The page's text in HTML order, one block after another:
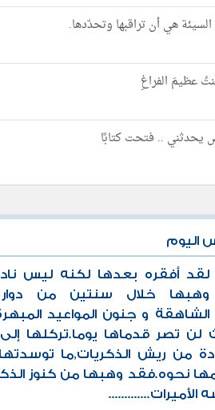
هي أن تراقبها وتحدّدها.
عظيمَ الفراغِ
يحدثني .. فتحت كتابًا
اليوم
لقد أفقره بعدها لكنه ليس
وهبها خلال سنتين من
الشاهقة و جنون المواعيد
تصر قدماها يوما.تركلها إلى
من ريش الذكريات,ما توسدتها
نحوه.فقد وهبها من كنوز
الأميرات.............